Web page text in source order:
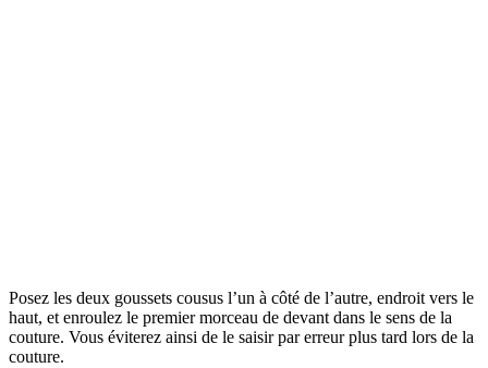
Posez les deux goussets cousus l’un à côté de l’autre, endroit vers le
haut, et enroulez le premier morceau de devant dans le sens de la
couture. Vous éviterez ainsi de le saisir par erreur plus tard lors de la
couture.